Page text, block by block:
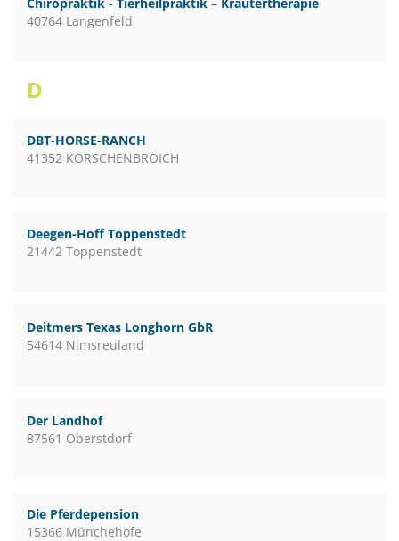
40764 Langenfeld
D
DBT-HORSE-RANCH
41352 KORSCHENBROICH
Deegen-Hoff Toppenstedt
21442 Toppenstedt
Deitmers Texas Longhorn GbR
54614 Nimsreuland
Der Landhof
87561 Oberstdorf
Die Pferdepension
15366 Münchehofe